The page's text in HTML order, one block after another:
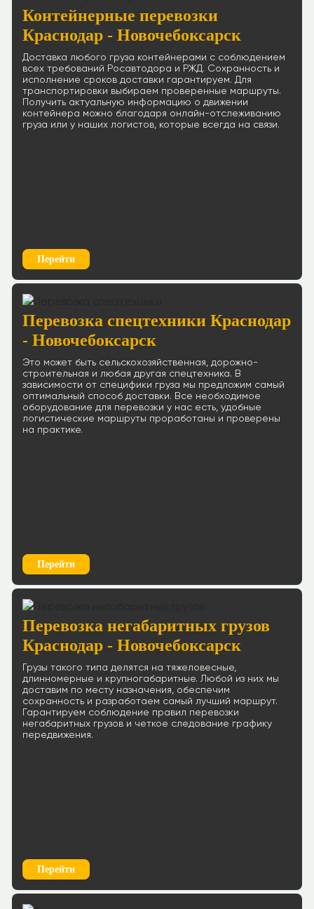
Контейнерные перевозки
Краснодар - Новочебоксарск
Доставка любого груза контейнерами с соблюдением
всех требований Росавтодора и РЖД. Сохранность и
исполнение сроков доставки гарантируем. Для
транспортировки выбираем проверенные маршруты.
Получить актуальную информацию о движении
контейнера можно благодаря онлайн-отслеживанию
груза или у наших логистов, которые всегда на связи.
Перейти
Перевозка спецтехники Краснодар
- Новочебоксарск
Это может быть сельскохозяйственная, дорожно-
строительная и любая другая спецтехника. В
зависимости от специфики груза мы предложим самый
оптимальный способ доставки. Все необходимое
оборудование для перевозки у нас есть, удобные
логистические маршруты проработаны и проверены
на практике.
Перейти
Перевозка негабаритных грузов
Краснодар - Новочебоксарск
Грузы такого типа делятся на тяжеловесные,
длинномерные и крупногабаритные. Любой из них мы
доставим по месту назначения, обеспечим
сохранность и разработаем самый лучший маршрут.
Гарантируем соблюдение правил перевозки
негабаритных грузов и четкое следование графику
передвижения.
Перейти